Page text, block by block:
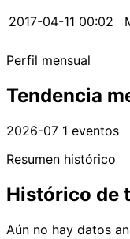
2017-04-11 00:02
Perfil mensual
Tendencia
2026-07 1 eventos
Resumen histórico
Histórico de
Aún no hay datos